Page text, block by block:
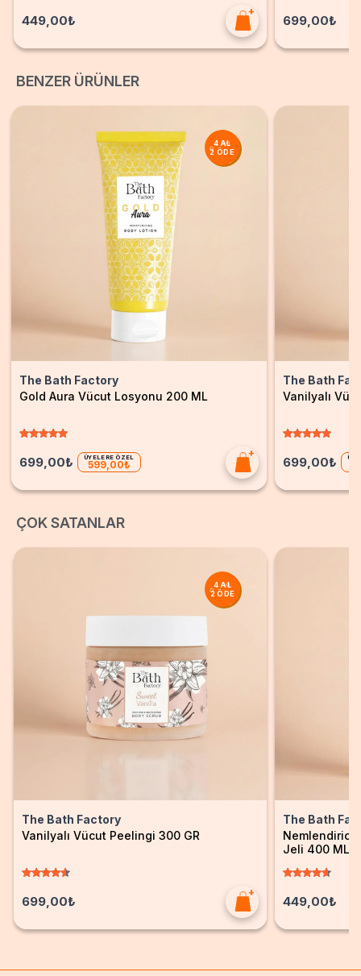
449,00₺ 699,00₺
BENZER ÜRÜNLER
4 AL
2 ÖDE
The Bath Factory
Gold Aura Vücut Losyonu 200 ML
699,00₺ ÜYELERE ÖZEL
599,00₺
The Bath
Vanilyalı
699,00₺
ÇOK SATANLAR
4 AL
2 ÖDE
The Bath Factory
Vanilyalı Vücut Peelingi 300 GR
699,00₺
The Bath
Nemlendirici
Jeli 400 ML
449,00₺